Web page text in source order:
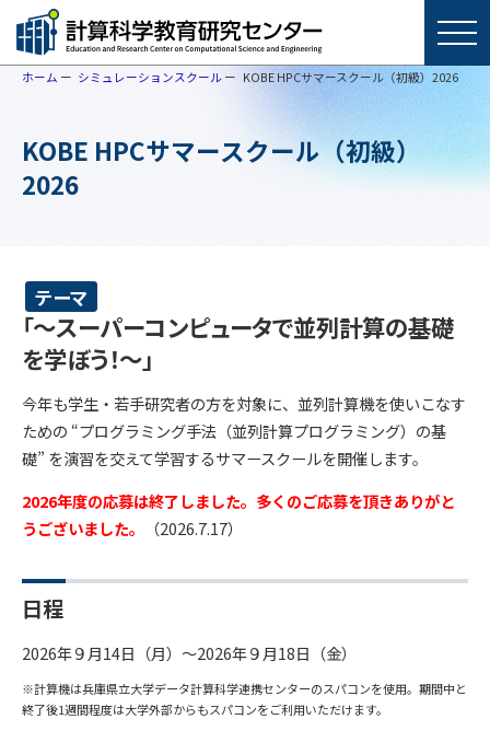
ホーム シミュレーションスクール KOBE HPCサマースクール（初級）2026
KOBE HPCサマースクール（初級）
2026
テーマ
「～スーパーコンピュータで並列計算の基礎
を学ぼう！～」
今年も学生・若手研究者の方を対象に、並列計算機を使いこなす
ための “プログラミング手法（並列計算プログラミング）の基
礎” を演習を交えて学習するサマースクールを開催します。
2026年度の応募は終了しました。多くのご応募を頂きありがと
うございました。
（2026.7.17）
日程
2026年９月14日（月）～2026年９月18日（金）
※計算機は兵庫県立大学データ計算科学連携センターのスパコンを使用。期間中と
終了後1週間程度は大学外部からもスパコンをご利用いただけます。